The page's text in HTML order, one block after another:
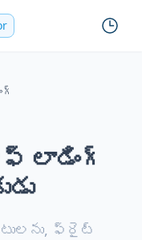
లాడింగ్
ఫ్రైట్